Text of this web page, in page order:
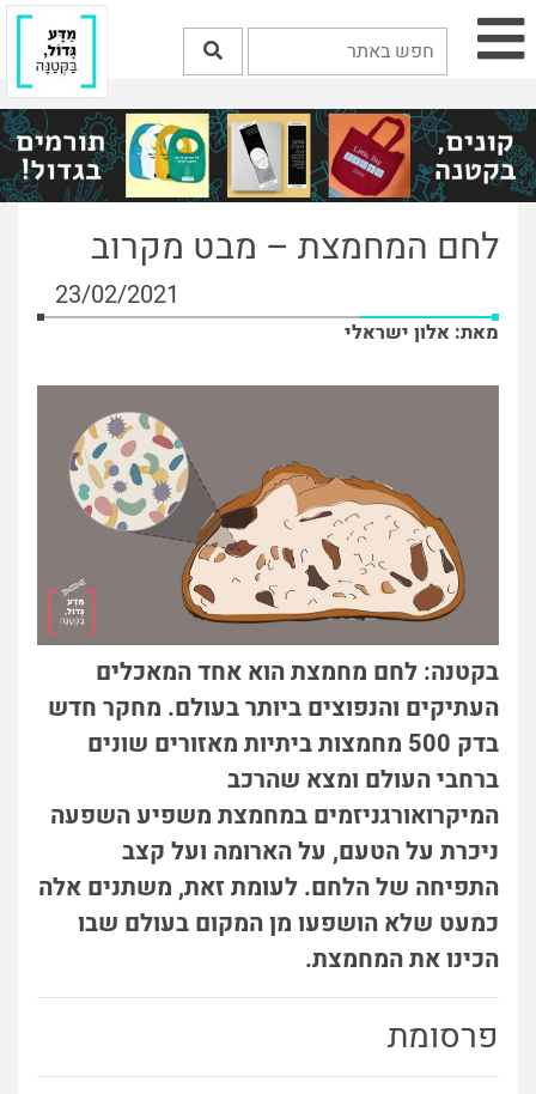
לחם המחמצת – מבט מקרוב
23/02/2021
מאת: אלון ישראלי
בקטנה: לחם מחמצת הוא אחד המאכלים
העתיקים והנפוצים ביותר בעולם. מחקר חדש
בדק 500 מחמצות ביתיות מאזורים שונים
ברחבי העולם ומצא שהרכב
המיקרואורגניזמים במחמצת משפיע השפעה
ניכרת על הטעם, על הארומה ועל קצב
התפיחה של הלחם. לעומת זאת, משתנים אלה
כמעט שלא הושפעו מן המקום בעולם שבו
הכינו את המחמצת.
פרסומת